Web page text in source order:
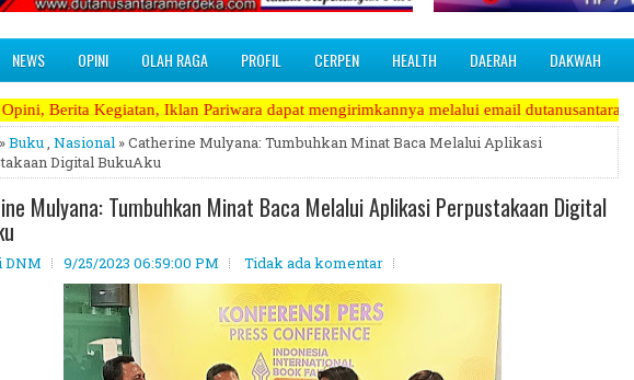
NEWS OPINI OLAH RAGA PROFIL CERPEN HEALTH DAERAH DAKWAH
Pariwara dapat mengirimkannya melalui email dutanusantaramerdeka@yahoo.co.id
»Buku, Nasional » Catherine Mulyana: Tumbuhkan Minat Baca Melalui Aplikasi
Digital BukuAku
Mulyana: Tumbuhkan Minat Baca Melalui Aplikasi Perpustakaan Digital
DNM 9/25/2023 06:59:00 PM Tidak ada komentar